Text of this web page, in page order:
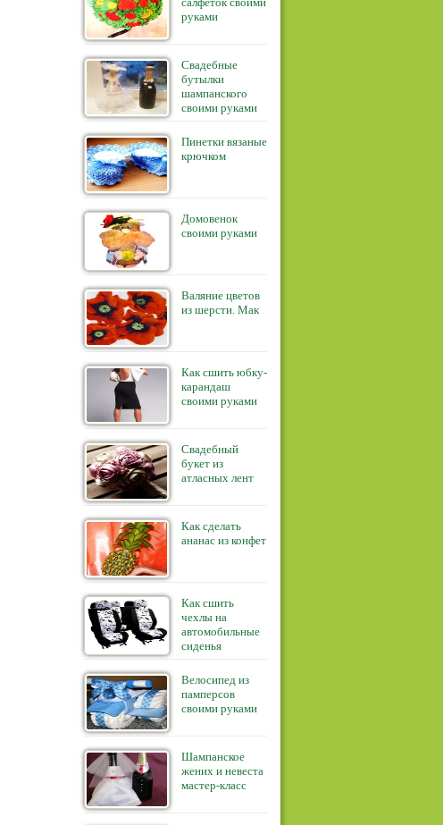
руками
Свадебные
бутылки
шампанского
своими руками
Пинетки вязаные
крючком
Домовенок
своими руками
Валяние цветов
из шерсти. Мак
Как сшить юбку-
карандаш
своими руками
Свадебный
букет из
атласных лент
Как сделать
ананас из конфет
Как сшить
чехлы на
автомобильные
сиденья
Велосипед из
памперсов
своими руками
Шампанское
жених и невеста
мастер-класс